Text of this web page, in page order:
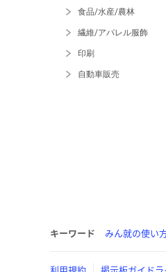
食品/水産/農林
繊維/アパレル服飾
印刷
自動車販売
キーワード みん就の使い